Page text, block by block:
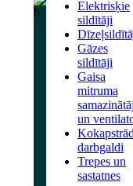
Elektrisķie
sildītāji
Gāzes
sildītāji
Gaisa
mitruma
un
darbgaldi
Trepes un
sastatnes